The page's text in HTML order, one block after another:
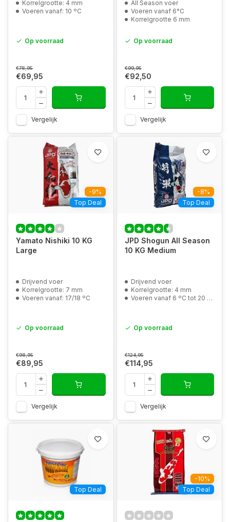
Korrelgrootte: 4 mm
Voeren vanaf: 10 ºC
Op voorraad
€78,95
€69,95
Vergelijk
All Season voer
Voeren vanaf 6°C
Korrelgrootte 6 mm
Op voorraad
€99,95
€92,50
Vergelijk
-9%
Top Deal
Yamato Nishiki 10 KG
Large
Drijvend voer
Korrelgrootte: 7 mm
Voeren vanaf: 17/18 ºC
Op voorraad
€98,95
€89,95
Vergelijk
-8%
Top Deal
JPD Shogun All Season
10 KG Medium
Drijvend voer
Korrelgrootte: 4 mm
Voeren vanaf 6 ºC tot 20 ºC
Op voorraad
€124,95
€114,95
Vergelijk
Top Deal
-10%
Top Deal